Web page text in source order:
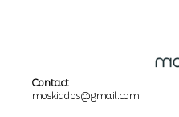
Contact
moskiddos@gmail.com